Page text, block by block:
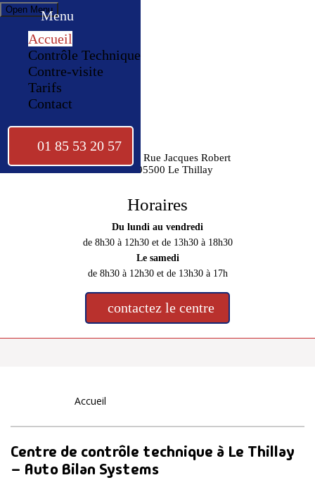
Open MenuMenu
Accueil
Contrôle Technique
Contre-visite
Tarifs
Contact
01 85 53 20 57
1 bis Rue Jacques Robert
95500 Le Thillay
Horaires
Du lundi au vendredi
de 8h30 à 12h30 et de 13h30 à 18h30
Le samedi
de 8h30 à 12h30 et de 13h30 à 17h
contactez le centre
Accueil
Centre de contrôle technique à Le Thillay
– Auto Bilan Systems